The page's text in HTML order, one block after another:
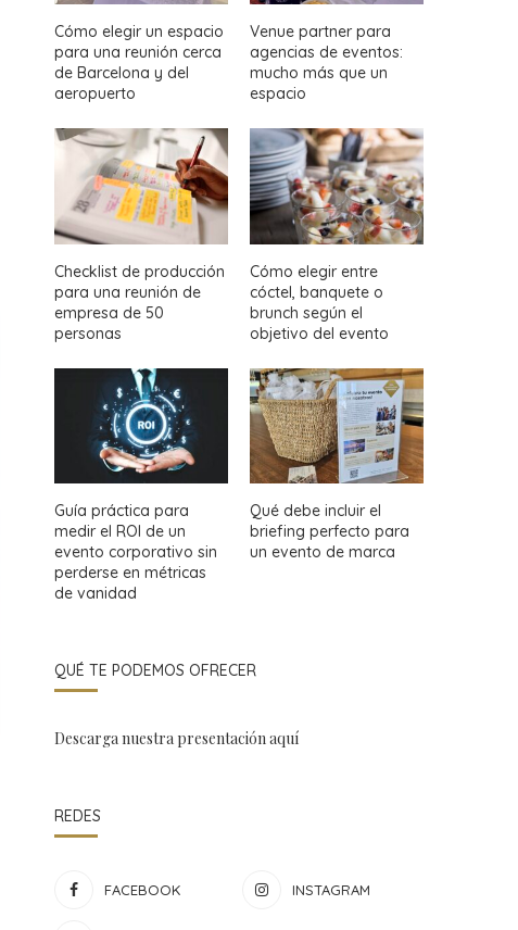
Cómo elegir un espacio
para una reunión cerca
de Barcelona y del
aeropuerto
Venue partner para
agencias de eventos:
mucho más que un
espacio
Checklist de producción
para una reunión de
empresa de 50
personas
Cómo elegir entre
cóctel, banquete o
brunch según el
objetivo del evento
Guía práctica para
medir el ROI de un
evento corporativo sin
perderse en métricas
de vanidad
Qué debe incluir el
briefing perfecto para
un evento de marca
QUÉ TE PODEMOS OFRECER
Descarga nuestra presentaciónaquí
REDES
FACEBOOK INSTAGRAM